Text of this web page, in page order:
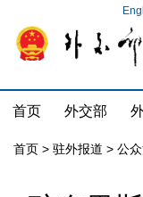
首页 外交部
首页 > 驻外报道 > 公